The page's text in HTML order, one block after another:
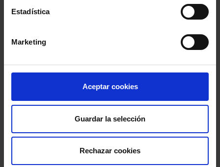
Estadística
Marketing
Aceptar cookies
Guardar la selección
Rechazar cookies